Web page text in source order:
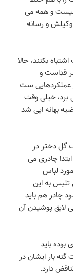
نیست و همه می
وکیلش و رسانه
بکنند، حالا
قداست و
عملکردهایی ست
برد، خیلی وقت
بهانه ایی شد
گل دختر در
چادری می
لباس
به این
چادر هم باید
لایق پوشیدن آن
بوده باید
گنه بار ایشان در
دارد.